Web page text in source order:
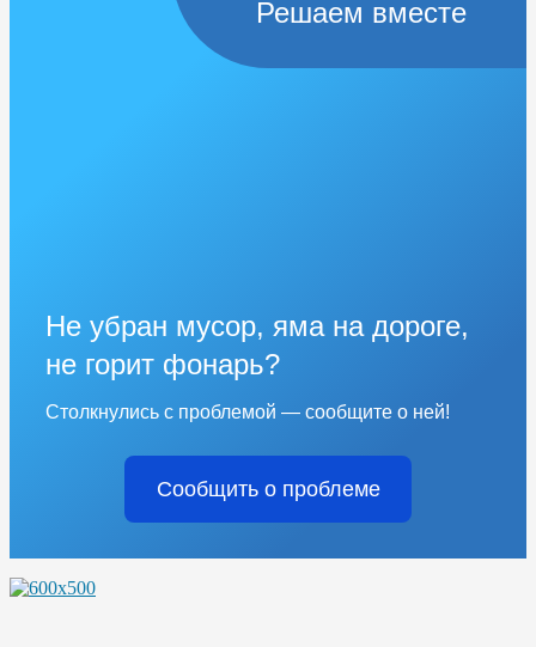
Решаем вместе
Не убран мусор, яма на дороге,
не горит фонарь?
Столкнулись с проблемой — сообщите о ней!
Сообщить о проблеме